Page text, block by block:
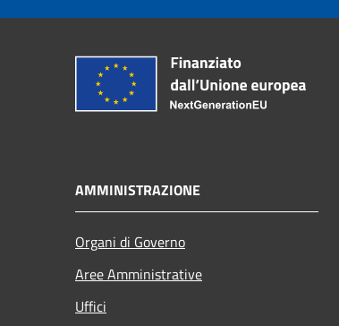
AMMINISTRAZIONE
Organi di Governo
Aree Amministrative
Uffici